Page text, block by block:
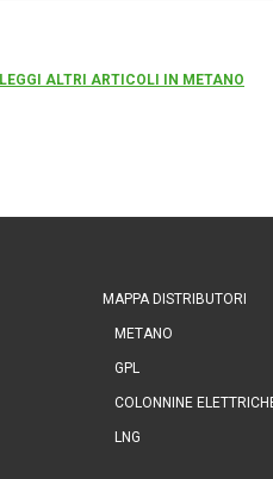
LEGGI ALTRI ARTICOLI IN METANO
MAPPA DISTRIBUTORI
METANO
GPL
COLONNINE
LNG